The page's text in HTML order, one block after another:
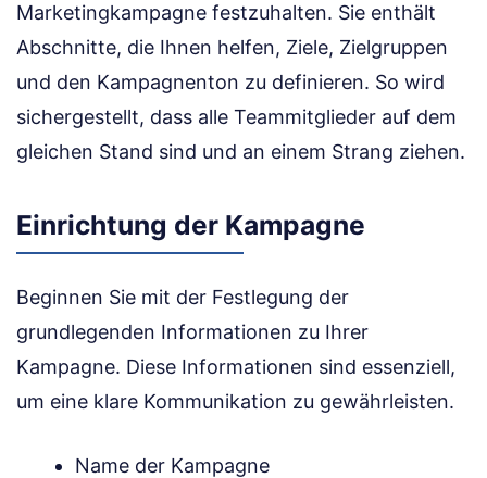
Marketingkampagne festzuhalten. Sie enthält
Abschnitte, die Ihnen helfen, Ziele, Zielgruppen
und den Kampagnenton zu definieren. So wird
sichergestellt, dass alle Teammitglieder auf dem
gleichen Stand sind und an einem Strang ziehen.
Einrichtung der Kampagne
Beginnen Sie mit der Festlegung der
grundlegenden Informationen zu Ihrer
Kampagne. Diese Informationen sind essenziell,
um eine klare Kommunikation zu gewährleisten.
Name der Kampagne